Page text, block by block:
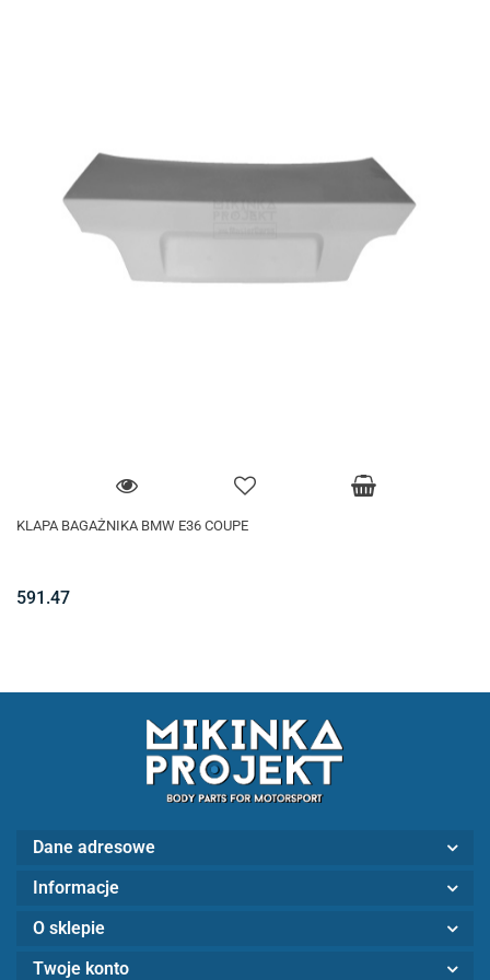
KLAPA BAGAŻNIKA BMW E36 COUPE
591.47
Dane adresowe
Informacje
O sklepie
Twoje konto